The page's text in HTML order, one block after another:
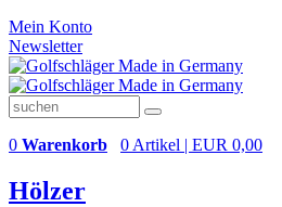
Mein Konto
Newsletter
0 Warenkorb 0 Artikel | EUR 0,00
Hölzer